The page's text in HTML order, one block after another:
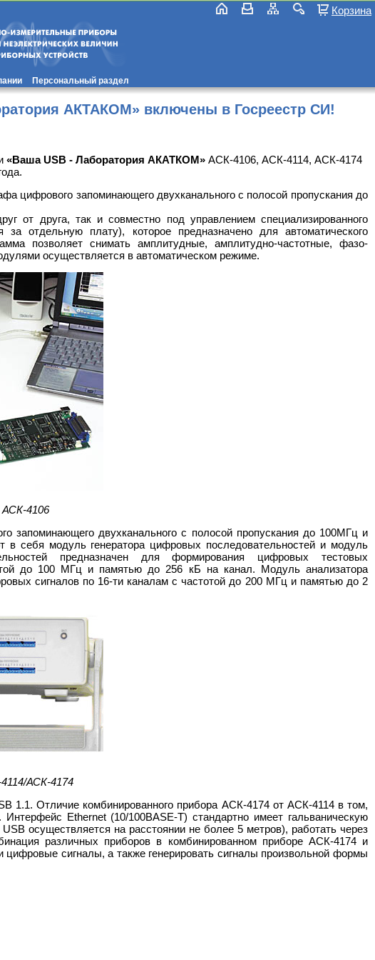
Корзина
Персональный раздел
АКТАКОМ» включены в Госреестр СИ!
«Ваша USB - Лаборатория АКАТКОМ» АСК-4106, АСК-4114, АСК-4174
цифрового запоминающего двухканального с полосой пропускания до
от друга, так и совместно под управлением специализированного
отдельную плату), которое предназначено для автоматического
позволяет снимать амплитудные, амплитудно-частотные, фазо-
осуществляется в автоматическом режиме.
АСК-4106
двухканального с полосой пропускания до 100МГц и
себя модуль генератора цифровых последовательностей и модуль
предназначен для формирования цифровых тестовых
до 100 МГц и памятью до 256 кБ на канал. Модуль анализатора
сигналов по 16-ти каналам с частотой до 200 МГц и памятью до 2
АСК-4174
1.1. Отличие комбинированного прибора АСК-4174 от АСК-4114 в том,
Ethernet (10/100BASE-T) стандартно имеет гальваническую
осуществляется на расстоянии не более 5 метров), работать через
различных приборов в комбинированном приборе АСК-4174 и
сигналы, а также генерировать сигналы произвольной формы